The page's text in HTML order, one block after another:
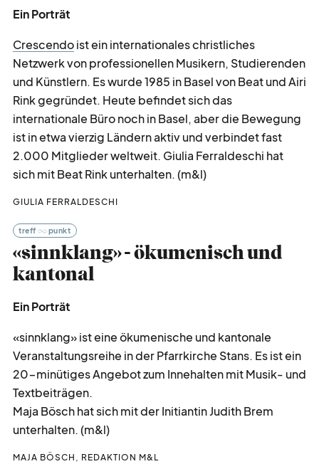
Ein Porträt
Crescendoist ein internationales christliches
Netzwerk von professionellen Musikern, Studierenden
und Künstlern. Es wurde 1985 in Basel von Beat und Airi
Rink gegründet. Heute befindet sich das
internationale Büro noch in Basel, aber die Bewegung
ist in etwa vierzig Ländern aktiv und verbindet fast
2.000 Mitglieder weltweit. Giulia Ferraldeschi hat
sich mit Beat Rink unterhalten. (m&l)
GIULIA FERRALDESCHI
treff punkt
«sinnklang» - ökumenisch und
kantonal
Ein Porträt
«sinnklang» ist eine ökumenische und kantonale
Veranstaltungsreihe in der Pfarrkirche Stans. Es ist ein
20-minütiges Angebot zum Innehalten mit Musik- und
Textbeiträgen.
Maja Bösch hat sich mit der Initiantin Judith Brem
unterhalten. (m&l)
MAJA BÖSCH, REDAKTION M&L